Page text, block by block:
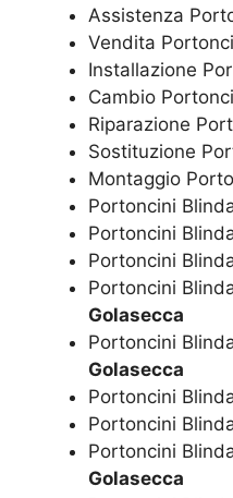
Assistenza
Vendita
Installazione
Cambio
Riparazione
Sostituzione
Montaggio
Portoncini
Portoncini
Portoncini
Portoncini
Golasecca
Portoncini
Golasecca
Portoncini
Portoncini
Portoncini
Golasecca